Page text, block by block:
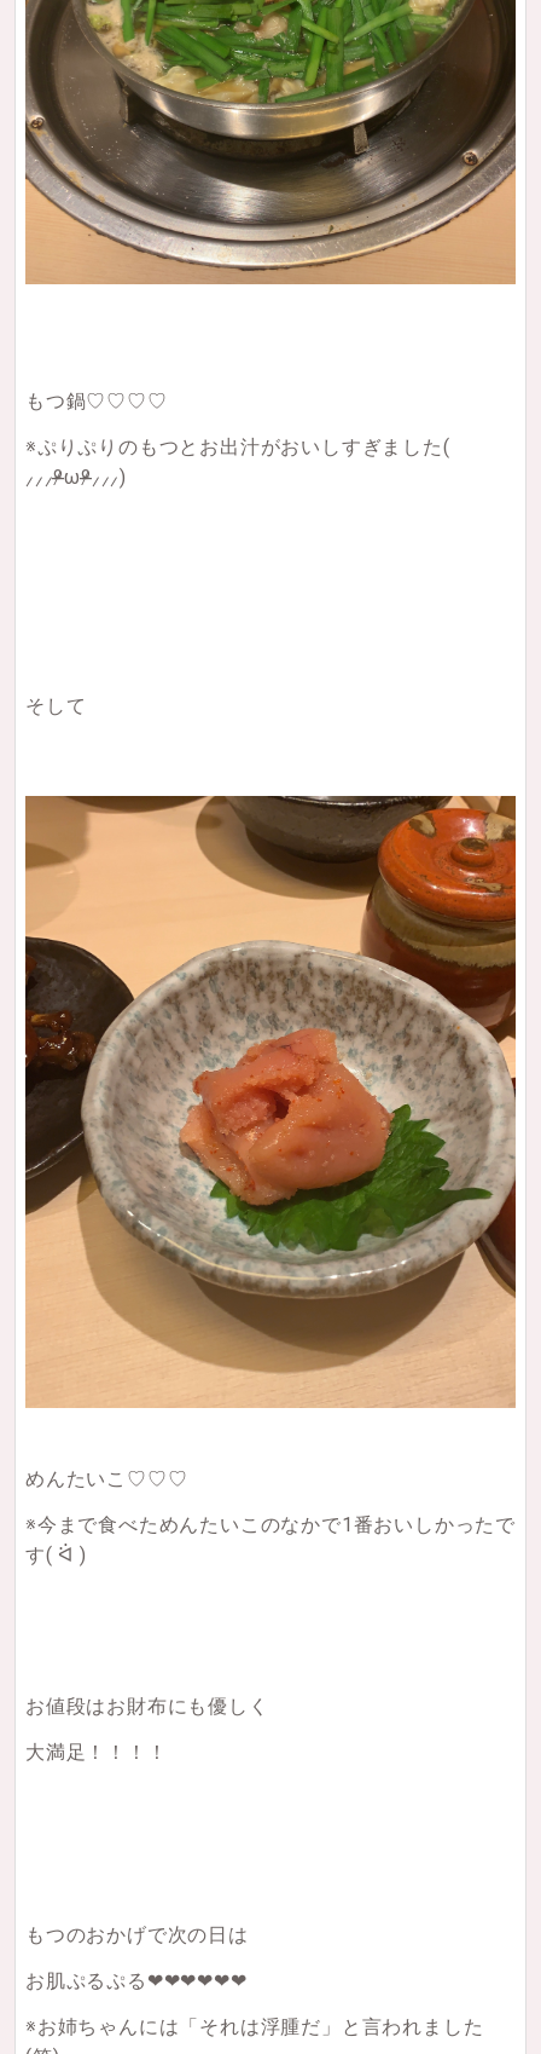
もつ鍋♡♡♡♡
※ぷりぷりのもつとお出汁がおいしすぎました(
⸝⸝⸝ᵒ̴̶̷ωᵒ̴̶̷⸝⸝⸝)
そして
めんたいこ♡♡♡
※今まで食べためんたいこのなかで1番おいしかったで
す( ᐛ )
お値段はお財布にも優しく
大満足！！！！
もつのおかげで次の日は
お肌ぷるぷる❤︎❤︎❤︎❤︎❤︎❤︎
※お姉ちゃんには「それは浮腫だ」と言われました